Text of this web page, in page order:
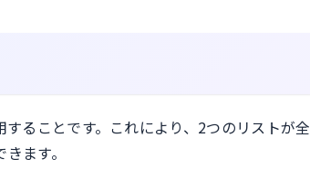
ることです。これにより、2つのリストが全
ます。